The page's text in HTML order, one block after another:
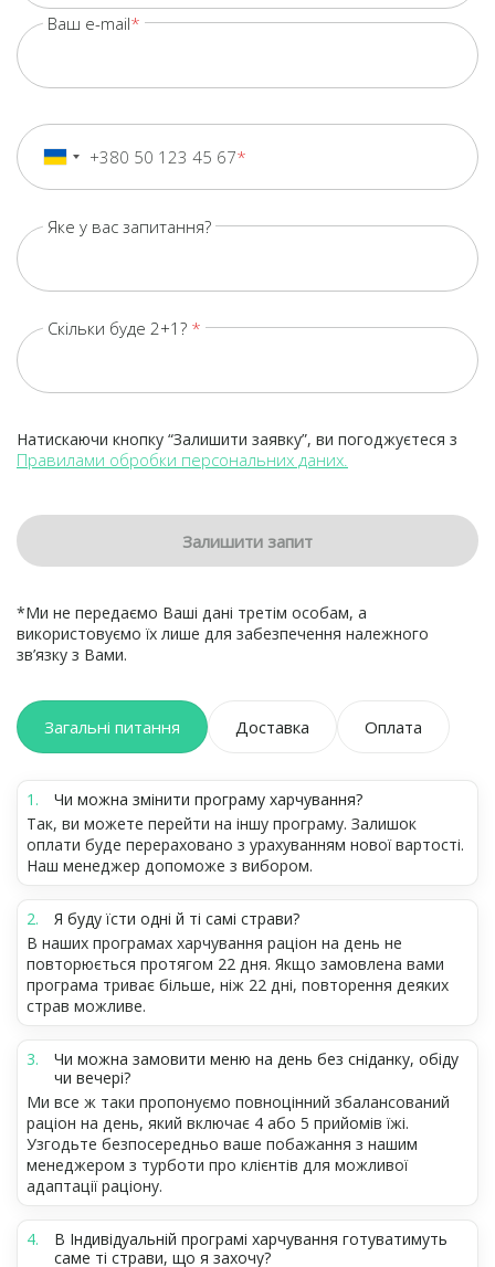
Загальні питання Доставка Оплата
Чи можна змінити програму харчування?
Так, ви можете перейти на іншу програму. Залишок
оплати буде перераховано з урахуванням нової вартості.
Наш менеджер допоможе з вибором.
Я буду їсти одні й ті самі страви?
В наших програмах харчування раціон на день не
повторюється протягом 22 дня. Якщо замовлена вами
програма триває більше, ніж 22 дні, повторення деяких
страв можливе.
Чи можна замовити меню на день без сніданку, обіду
чи вечері?
Ми все ж таки пропонуємо повноцінний збалансований
раціон на день, який включає 4 або 5 прийомів їжі.
Узгодьте безпосередньо ваше побажання з нашим
менеджером з турботи про клієнтів для можливої
адаптації раціону.
В Індивідуальній програмі харчування готуватимуть
саме ті страви, що я захочу?
Ваш e-mail
Ukraine
+380
+380
+380 50 123 45 67
Яке у вас запитання?
Скільки буде 2+1?
Натискаючи кнопку “Залишити заявку”, ви погоджуєтеся з
Правилами обробки персональних даних.
Залишити запит
*Ми не передаємо Ваші дані третім особам, а
використовуємо їх лише для забезпечення належного
зв’язку з Вами.